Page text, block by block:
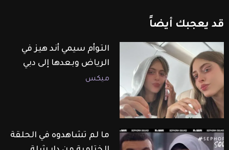
قد يعجبك أيضاً
التوأم سيمي أند هيز في
الرياض وبعدها إلى دبي
ميكس
ما لم تشاهدوه في الحلقة